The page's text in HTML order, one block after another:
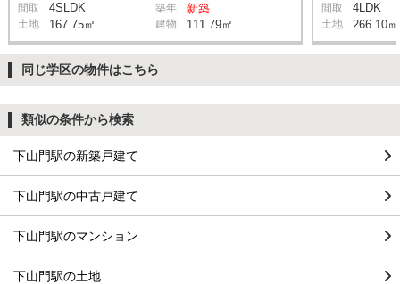
間取 4SLDK 築年 新築
土地 167.75㎡ 建物 111.79㎡
間取 4LDK
土地 266.10㎡
同じ学区の物件はこちら
類似の条件から検索
下山門駅の新築戸建て
下山門駅の中古戸建て
下山門駅のマンション
下山門駅の土地